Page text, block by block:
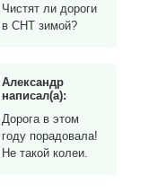
Чистят ли дороги
в СНТ зимой?
Александр
написал(а):
Дорога в этом
году порадовала!
Не такой колеи.